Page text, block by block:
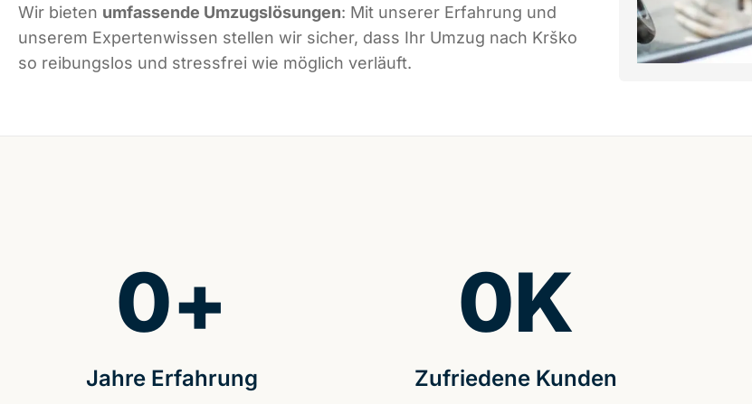
Wir bieten umfassende Umzugslösungen: Mit unserer Erfahrung und
unserem Expertenwissen stellen wir sicher, dass Ihr Umzug nach Krško
so reibungslos und stressfrei wie möglich verläuft.
Jahre Erfahrung
0+
Zufriedene Kunden
0K